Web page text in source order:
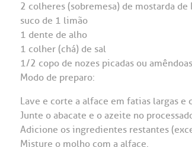
2 colheres (sobremesa) de mostarda de
suco de 1 limão
1 dente de alho
1 colher (chá) de sal
1/2 copo de nozes picadas ou
Modo de preparo:
Lave e corte a alface em fatias largas
Junte o abacate e o azeite no
Adicione os ingredientes restantes
Misture o molho com a alface.